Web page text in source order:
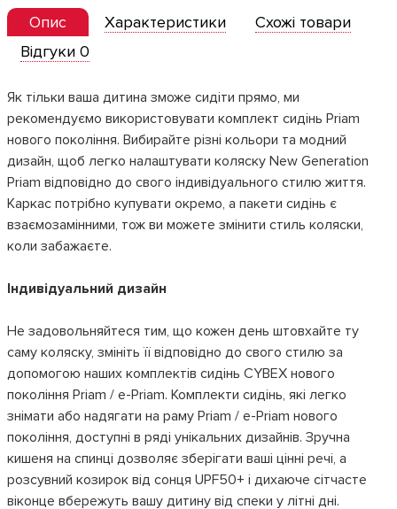
Опис Характеристики
Схожі товари
Відгуки 0
Як тільки ваша дитина зможе сидіти прямо, ми
рекомендуємо використовувати комплект сидінь Priam
нового покоління. Вибирайте різні кольори та модний
дизайн, щоб легко налаштувати коляску New Generation
Priam відповідно до свого індивідуального стилю життя.
Каркас потрібно купувати окремо, а пакети сидінь є
взаємозамінними, тож ви можете змінити стиль коляски,
коли забажаєте.
Індивідуальний дизайн
Не задовольняйтеся тим, що кожен день штовхайте ту
саму коляску, змініть її відповідно до свого стилю за
допомогою наших комплектів сидінь CYBEX нового
покоління Priam / e-Priam. Комплекти сидінь, які легко
знімати або надягати на раму Priam / e-Priam нового
покоління, доступні в ряді унікальних дизайнів. Зручна
кишеня на спинці дозволяє зберігати ваші цінні речі, а
розсувний козирок від сонця UPF50+ і дихаюче сітчасте
віконце вбережуть вашу дитину від спеки у літні дні.